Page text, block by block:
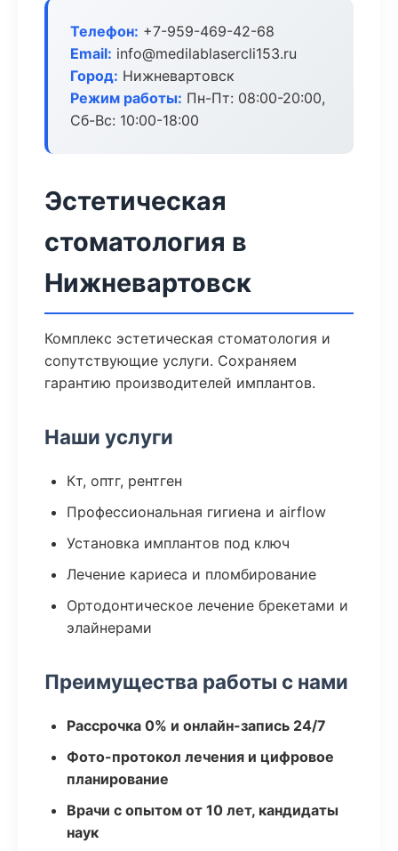
Телефон: +7-959-469-42-68
Email: info@medilablasercli153.ru
Город: Нижневартовск
Режим работы: Пн-Пт: 08:00-20:00,
Сб-Вс: 10:00-18:00
Эстетическая
стоматология в
Нижневартовск
Комплекс эстетическая стоматология и
сопутствующие услуги. Сохраняем
гарантию производителей имплантов.
Наши услуги
Кт, оптг, рентген
Профессиональная гигиена и airflow
Установка имплантов под ключ
Лечение кариеса и пломбирование
Ортодонтическое лечение брекетами и
элайнерами
Преимущества работы с нами
Рассрочка 0% и онлайн-запись 24/7
Фото-протокол лечения и цифровое
планирование
Врачи с опытом от 10 лет, кандидаты
наук